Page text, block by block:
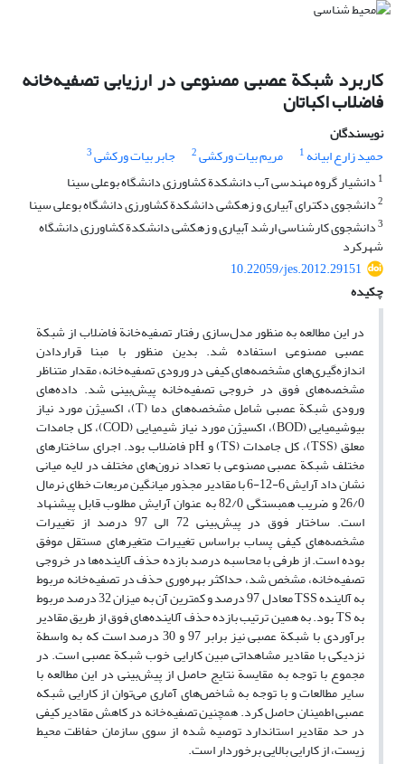
کاربرد شبکة عصبی مصنوعی در ارزیابی تصفیه‌خانه
فاضلاب اکباتان
نویسندگان
حمید زارع ابیانه 1 مریم بیات ورکشی2 جابر بیات ورکشی3
1 دانشیار گروه مهندسی آب دانشکدة کشاورزی دانشگاه بوعلی سینا
2دانشجوی دکترای آبیاری و زهکشی دانشکدة کشاورزی دانشگاه بوعلی سینا
3دانشجوی کارشناسی ارشد آبیاری و زهکشی دانشکدة کشاورزی دانشگاه
شهرکرد
10.22059/jes.2012.29151
چکیده
در این مطالعه به منظور مدل‌سازی رفتار تصفیه‌‌خانة فاضلاب از شبکة
عصبی مصنوعی استفاده شد. بدین منظور با مبنا قراردادن
اندازه‌گیری‌های مشخصه‌های کیفی در ورودی تصفیه‌خانه، مقدار متناظر
مشخصه‌های فوق در خروجی تصفیه‌خانه پیش‌بینی شد. داده‌های
ورودی شبکة عصبی شامل مشخصه‌های دما (T)، اکسیژن مورد نیاز
بیوشیمیایی (BOD)، اکسیژن مورد نیاز شیمیایی (COD)، کل جامدات
معلق (TSS)، کل جامدات (TS) و pH فاضلاب بود. اجرای ساختارهای
مختلف شبکة عصبی مصنوعی با تعداد نرون‌های مختلف در لایه میانی
نشان داد آرایش 6-12-6 با مقادیر مجذور میانگین مربعات خطای نرمال
26/0 و ضریب همبستگی 82/0 به عنوان آرایش مطلوب قابل پیشنهاد
است. ساختار فوق در پیش‌بینی 72 الی 97 درصد از تغییرات
مشخصه‌های کیفی پساب براساس تغییرات متغیرهای مستقل موفق
بوده است. از طرفی با محاسبه درصد بازده حذف آلاینده‌ها در خروجی
تصفیه‌خانه، مشخص شد، حداکثر بهره‌وری حذف در تصفیه‌خانه مربوط
به آلاینده TSS معادل 97 درصد و کمترین آن به میزان 32 درصد مربوط
به TS بود. به همین ترتیب بازده حذف آلاینده‌های فوق از طریق مقادیر
برآوردی با شبکة عصبی نیز برابر 97 و 30 درصد است که به واسطة
نزدیکی با مقادیر مشاهداتی مبین کارایی خوب شبکة عصبی است. در
مجموع با توجه به مقایسة نتایج حاصل از پیش‌بینی در این مطالعه با
سایر مطالعات و با توجه به شاخص‌های آماری می‌توان از کارایی شبکه
عصبی اطمینان حاصل کرد. همچنین تصفیه‌خانه در کاهش مقادیر کیفی
در حد مقادیر استاندارد توصیه شده از سوی سازمان حفاظت محیط
زیست، از کارایی بالایی برخوردار است.